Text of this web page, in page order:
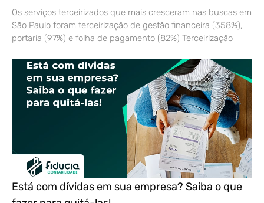
Os serviços terceirizados que mais cresceram nas buscas em
São Paulo foram terceirização de gestão financeira (358%),
portaria (97%) e folha de pagamento (82%) Terceirização
Está com dívidas em sua empresa? Saiba o que
fazer para quitá-las!